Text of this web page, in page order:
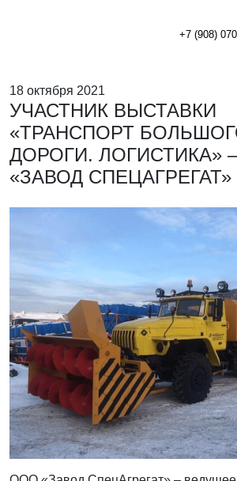
+7 (908)
18 октября 2021
УЧАСТНИК ВЫСТАВКИ
«ТРАНСПОРТ
ДОРОГИ. ЛОГИСТИКА»
«ЗАВОД СПЕЦАГРЕГАТ»